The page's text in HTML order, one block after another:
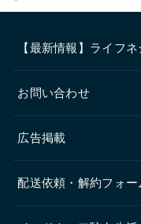
【最新情報】ライフ
お問い合わせ
広告掲載
配送依頼・解約フォー